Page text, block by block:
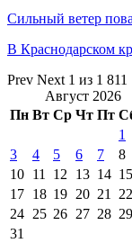
Сильный ветер
В Краснодарском
Prev Next 1 из 1 811
Август 2026
Пн Вт Ср Чт Пт
1
3
4 5 6 7 8
10 11 12 13 14 15
17 18 19 20 21 22
24 25 26 27 28 29
31